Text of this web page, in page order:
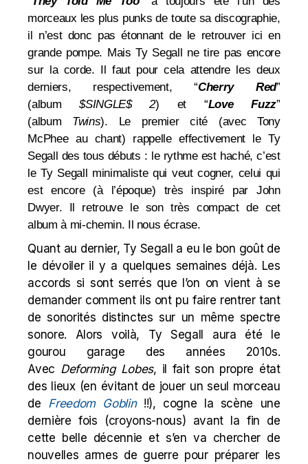
morceaux les plus punks de toute sa discographie,
il n’est donc pas étonnant de le retrouver ici en
grande pompe. Mais Ty Segall ne tire pas encore
sur la corde. Il faut pour cela attendre les deux
derniers, respectivement, “Cherry Red”
(album$SINGLE$ 2) et “Love Fuzz”
(album Twins). Le premier cité (avec Tony
McPhee au chant) rappelle effectivement le Ty
Segall des tous débuts : le rythme est haché, c’est
le Ty Segall minimaliste qui veut cogner, celui qui
est encore (à l’époque) très inspiré par John
Dwyer. Il retrouve le son très compact de cet
album à mi-chemin. Il nous écrase.
Quant au dernier, Ty Segall a eu le bon goût de
le dévoiler il y a quelques semaines déjà. Les
accords si sont serrés que l’on on vient à se
demander comment ils ont pu faire rentrer tant
de sonorités distinctes sur un même spectre
sonore. Alors voilà, Ty Segall aura été le
gourou garage des années 2010s.
Avec Deforming Lobes, il fait son propre état
des lieux (en évitant de jouer un seul morceau
de Freedom Goblin!!), cogne la scène une
dernière fois (croyons-nous) avant la fin de
cette belle décennie et s’en va chercher de
nouvelles armes de guerre pour préparer les